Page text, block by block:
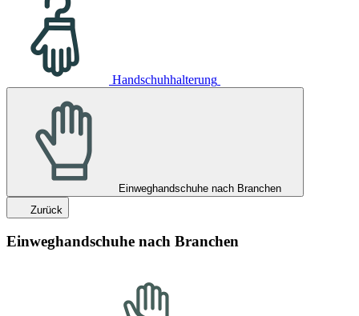
Handschuhhalterung
Einweghandschuhe nach Branchen
Zurück
Einweghandschuhe nach Branchen